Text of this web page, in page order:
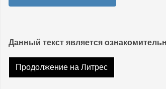
Данный текст является
Продолжение на Литрес